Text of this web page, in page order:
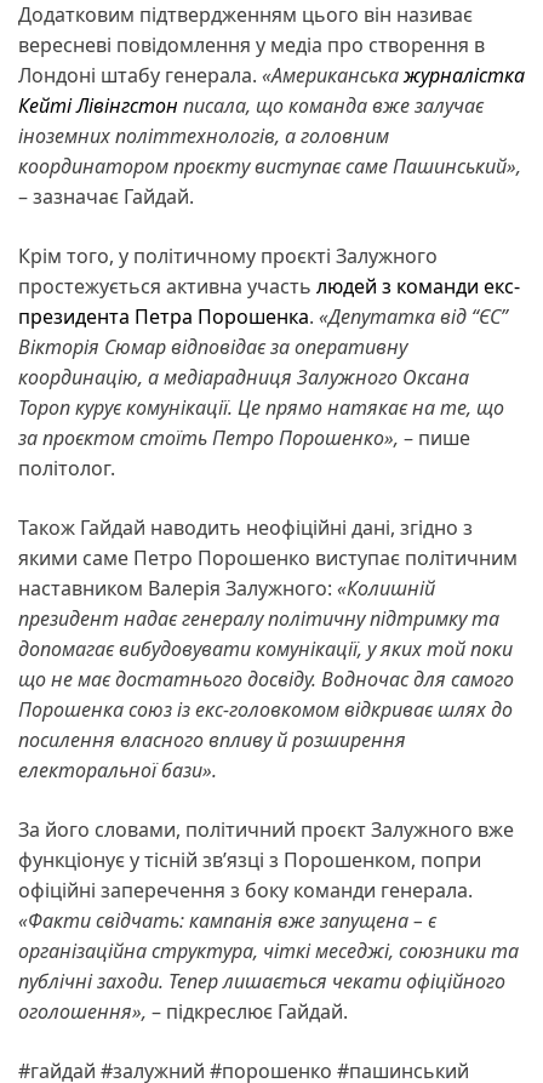
Додатковим підтвердженням цього він називає
вересневі повідомлення у медіа про створення в
Лондоні штабу генерала. «Американськажурналістка
Кейті Лівінгстон писала, що команда вже залучає
іноземних політтехнологів, а головним
координатором проєкту виступає саме Пашинський»,
– зазначає Гайдай.
Крім того, у політичному проєкті Залужного
простежується активна участь людей з команди екс-
президента Петра Порошенка. «Депутатка від “ЄС”
Вікторія Сюмар відповідає за оперативну
координацію, а медіарадниця Залужного Оксана
Тороп курує комунікації. Це прямо натякає на те, що
за проєктом стоїть Петро Порошенко», – пише
політолог.
Також Гайдай наводить неофіційні дані, згідно з
якими саме Петро Порошенко виступає політичним
наставником Валерія Залужного: «Колишній
президент надає генералу політичну підтримку та
допомагає вибудовувати комунікації, у яких той поки
що не має достатнього досвіду. Водночас для самого
Порошенка союз із екс-головкомом відкриває шлях до
посилення власного впливу й розширення
електоральної бази».
За його словами, політичний проєкт Залужного вже
функціонує у тісній зв’язці з Порошенком, попри
офіційні заперечення з боку команди генерала.
«Факти свідчать: кампанія вже запущена – є
організаційна структура, чіткі меседжі, союзники та
публічні заходи. Тепер лишається чекати офіційного
оголошення», – підкреслює Гайдай.
#гайдай #залужний #порошенко #пашинський